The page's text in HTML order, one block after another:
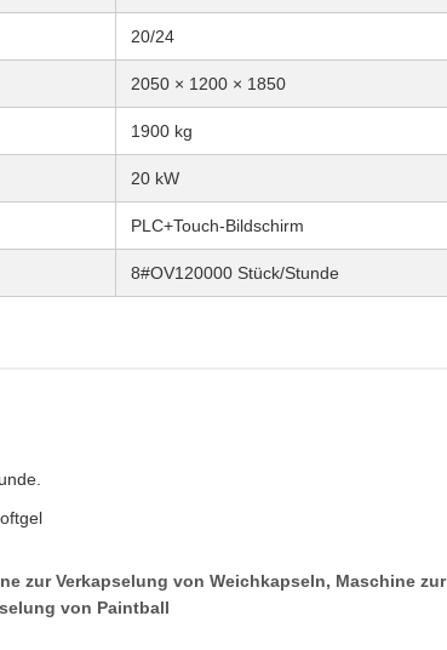
20/24
2050 × 1200 × 1850
1900 kg
20 kW
PLC+Touch-Bildschirm
8#OV120000 Stück/Stunde
zur Verkapselung von Weichkapseln, Maschine zur
von Paintball